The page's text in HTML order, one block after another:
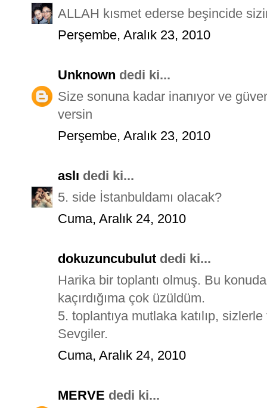
ALLAH kısmet ederse beşincide
Perşembe, Aralık 23, 2010
Unknown dedi ki...
Size sonuna kadar inanıyor ve
versin
Perşembe, Aralık 23, 2010
aslı dedi ki...
5. side İstanbuldamı olacak?
Cuma, Aralık 24, 2010
dokuzuncubulut dedi ki...
Harika bir toplantı olmuş. Bu
kaçırdığıma çok üzüldüm.
5. toplantıya mutlaka katılıp,
Sevgiler.
Cuma, Aralık 24, 2010
MERVE dedi ki...